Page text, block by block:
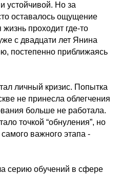
устойчивой. Но за
оставалось ощущение
проходит где-то
с двадцати лет Янина
постепенно приближаясь
личный кризис. Попытка
не принесла облегчения
больше не работала.
точкой “обнуления”, но
важного этапа -
серию обучений в сфере